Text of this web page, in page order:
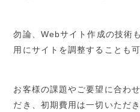
勿論、Webサイト作成の技術
用にサイトを調整することも可
お客様の課題やご要望に合わ
だき、初期費用は一切いただき